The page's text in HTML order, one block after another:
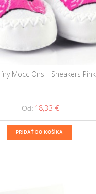
Mocc Ons - Sneakers Pink
Od: 18,33 €
PRIDAŤ DO KOŠÍKA